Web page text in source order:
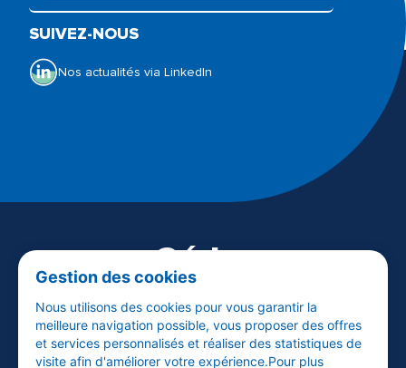
Nos offres
Notre Galerie de l’Audition
Nos actualités
Espace presse
Visiter audika.fr
SUIVEZ-NOUS
Nos actualités via LinkedIn
Céder
son centre
EN SAVOIR PLUS
Gestion des cookies
Nous utilisons des cookies pour vous garantir la
meilleure navigation possible, vous proposer des offres
et services personnalisés et réaliser des statistiques de
visite afin d'améliorer votre expérience.Pour plus